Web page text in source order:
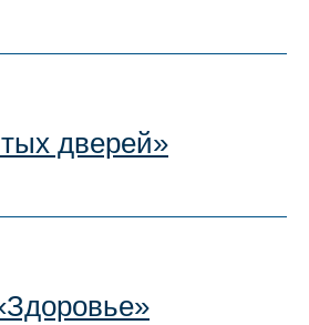
дверей»